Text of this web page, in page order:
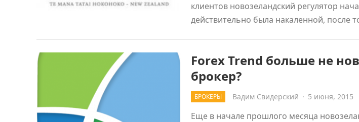
клиентов новозеландский регулятор
действительно была накаленной, после
Forex Trend больше не
брокер?
БРОКЕРЫ Вадим Свидерский · 5 июня, 2015
Еще в начале прошлого месяца